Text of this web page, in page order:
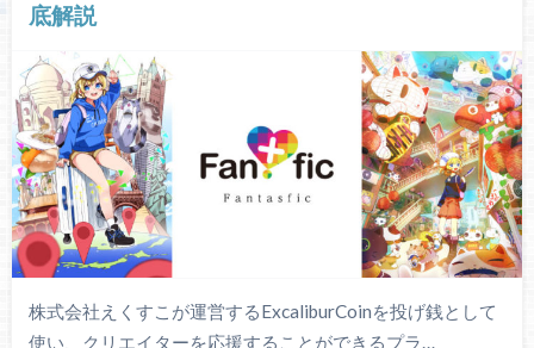
底解説
株式会社えくすこが運営するExcaliburCoinを投げ銭として
使い、クリエイターを応援することができるプラ…